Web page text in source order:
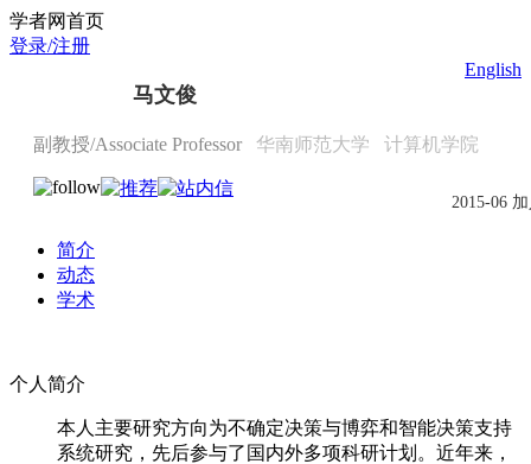
学者网首页
登录/注册
English
马文俊
副教授/Associate Professor 华南师范大学 计算机学院
2015-06
简介
动态
学术
个人简介
本人主要研究方向为不确定决策与博弈和智能决策支持
系统研究，先后参与了国内外多项科研计划。近年来，